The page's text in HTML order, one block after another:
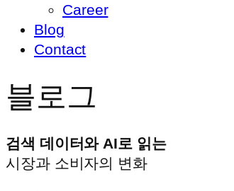
Career
Blog
Contact
블로그
검색 데이터와 AI로 읽는
시장과 소비자의 변화